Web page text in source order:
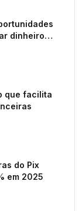
dinheiro
que facilita
do Pix
em 2025